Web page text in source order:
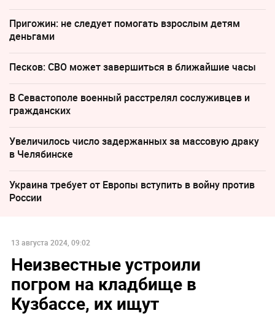
Пригожин: не следует помогать взрослым детям
деньгами
Песков: СВО может завершиться в ближайшие часы
В Севастополе военный расстрелял сослуживцев и
гражданских
Увеличилось число задержанных за массовую драку
в Челябинске
Украина требует от Европы вступить в войну против
России
13 августа 2024, 09:02
Неизвестные устроили
погром на кладбище в
Кузбассе, их ищут